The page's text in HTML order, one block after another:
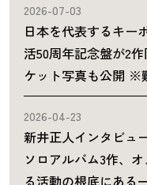
2026-07-03
日本を代表するキー
活50周年記念盤が2
ケット写真も公開 ※
2026-04-23
新井正人インタビュ
ソロアルバム3作、
る活動の根底にある